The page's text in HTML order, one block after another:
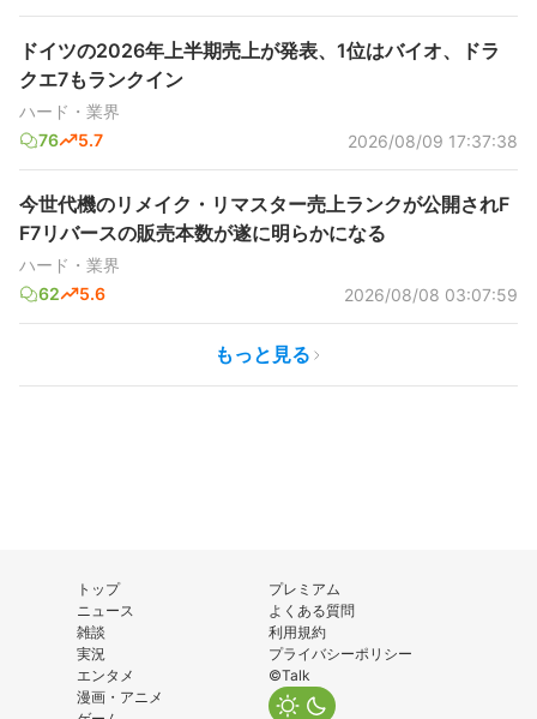
ドイツの2026年上半期売上が発表、1位はバイオ、ドラ
クエ7もランクイン
ハード・業界
76
5.7 2026/08/09 17:37:38
今世代機のリメイク・リマスター売上ランクが公開されF
F7リバースの販売本数が遂に明らかになる
ハード・業界
62
5.6 2026/08/08 03:07:59
もっと見る
トップ
ニュース
雑談
実況
エンタメ
漫画・アニメ
プレミアム
よくある質問
利用規約
プライバシーポリシー
©Talk